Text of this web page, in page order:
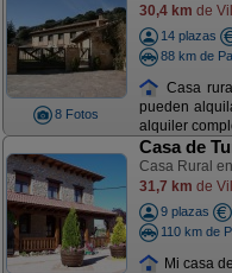
8 Fotos
30,4 km de
14 plazas
88 km de
Casa
pueden
alquiler
Casa de
Casa Rural en
31,7 km de
9 plazas
110 km de
Mi casa